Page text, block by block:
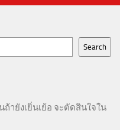
Search
ถ้ายังเยิ่นเย้อ จะตัดสินใจใน